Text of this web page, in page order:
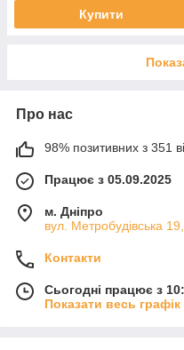
Купити
Про нас
98% позитивних з 351
Працює з 05.09.2025
м. Дніпро
вул. Метробудівська
Контакти
Сьогодні працює з
Показати весь